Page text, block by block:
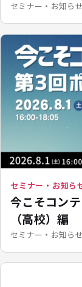
セミナー・お知ら
セミナー・お知ら
今こそコン
（高校）編
セミナー・お知ら